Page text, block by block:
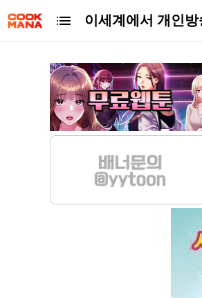
이세계에서 개인